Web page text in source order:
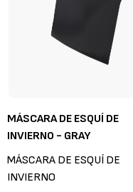
MÁSCARA DE ESQUÍ DE
INVIERNO - GRAY
MÁSCARA DE ESQUÍ DE
INVIERNO